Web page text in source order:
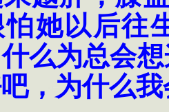
她以后往
么为总会
，为什么